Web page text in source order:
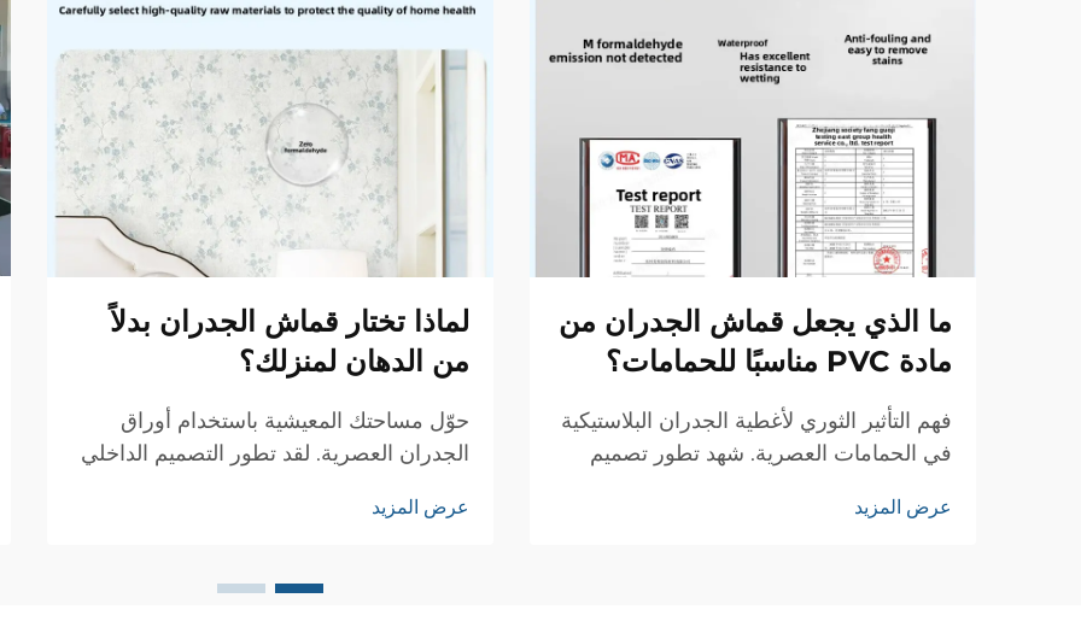
ما الذي يجعل قماش الجدران من
مادة PVC مناسبًا للحمامات؟
فهم التأثير الثوري لأغطية الجدران البلاستيكية
في الحمامات العصرية. شهد تطور تصميم
هي المواد التي أحدثت تأثيرًا كبيرًا مثل قماش
عرض المزيد
لماذا تختار قماش الجدران بدلاً
من الدهان لمنزلك؟
حوّل مساحتك المعيشية باستخدام أوراق
الجدران العصرية. لقد تطور التصميم الداخلي
الابتكارات في علاجات الجدران ورق الجدران.
ويوفر مزايا متعددة...
عرض المزيد